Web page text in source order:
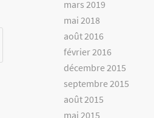
mars 2019
mai 2018
août 2016
février 2016
décembre 2015
septembre 2015
août 2015
mai 2015